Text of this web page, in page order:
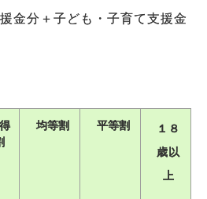
金分＋子ども・子育て支援金
均等割 平等割
１８
歳以
上